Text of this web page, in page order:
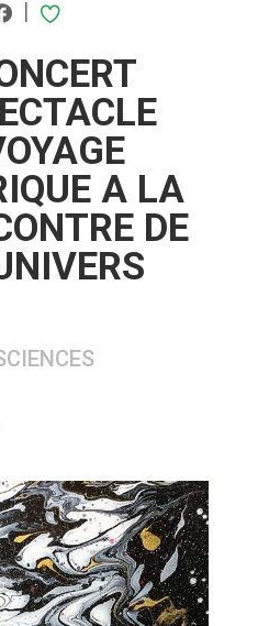
|
A LA
DE